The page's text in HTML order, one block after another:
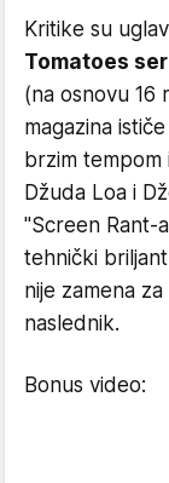
Kritike su
Tomatoes
(na osnovu 16
magazina
brzim tempom
Džuda Loa i
"Screen Rant-
tehnički
nije zamena
naslednik.
Bonus video: